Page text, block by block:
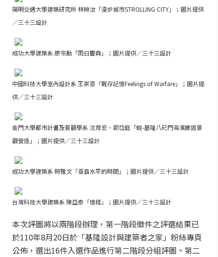
陽明交通大學建築研究所 林映汝「漫步城市STROLLING CITY」；圖片提供
／三十三設計
成功大學建築系 廖宗勳「雨日慶典」；圖片提供／三十三設計
中國科技大學室內設計系 王崇恩「戰存記憶Feelings of Warfare」；圖片提
供／三十三設計
金門大學都市計畫及景觀學系 沈育宏、郭岱庭「蛻-基隆八尺門海濱廊道景
觀營造」；圖片提供／三十三設計
成功大學建築系 時雅文「垂直水平的時間」；圖片提供／三十三設計
台灣科技大學建築系 陳亞泰「憶棧」；圖片提供／三十三設計
本次評圖將以兩階段辦理，第一階段徵件之評選結果已
於110年8月20日於「基隆設計與建築者之家」粉絲專頁
公佈，選出16件入選作品進行第二階段分組評圖。第二